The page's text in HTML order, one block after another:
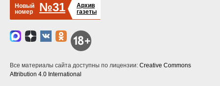
Новый
номер
№31
Архив
газеты
Все материалы сайта доступны по лицензии: Creative Commons
Attribution 4.0 International